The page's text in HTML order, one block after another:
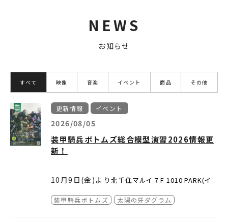
NEWS
お知らせ
すべて 映像 音楽 イベント 商品 その他
更新情報 イベント
2026/08/05
装甲騎兵ボトムズ総合模型演習2026情報更
新！
10月9日(金)より 北千住マルイ７F 1010 PARK(イ
ズ総合模型演習2026」のイベント概要や会場販売商
「装甲騎兵ボトムズ総合模型演習2026」
装甲騎兵ボトムズ 太陽の牙ダグラム